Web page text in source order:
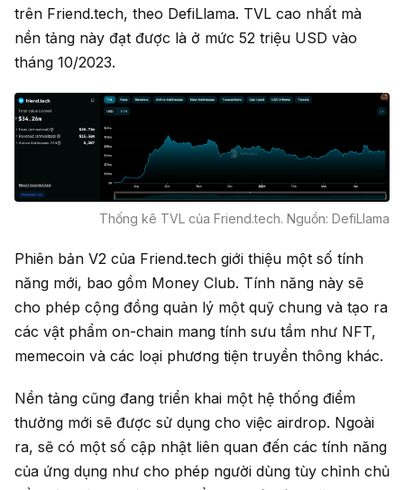
trên Friend.tech, theo DefiLlama. TVL cao nhất mà
nền tảng này đạt được là ở mức 52 triệu USD vào
tháng 10/2023.
Thống kê TVL của Friend.tech. Nguồn: DefiLlama
Phiên bản V2 của Friend.tech giới thiệu một số tính
năng mới, bao gồm Money Club. Tính năng này sẽ
cho phép cộng đồng quản lý một quỹ chung và tạo ra
các vật phẩm on-chain mang tính sưu tầm như NFT,
memecoin và các loại phương tiện truyền thông khác.
Nền tảng cũng đang triển khai một hệ thống điểm
thưởng mới sẽ được sử dụng cho việc airdrop. Ngoài
ra, sẽ có một số cập nhật liên quan đến các tính năng
của ứng dụng như cho phép người dùng tùy chỉnh chủ